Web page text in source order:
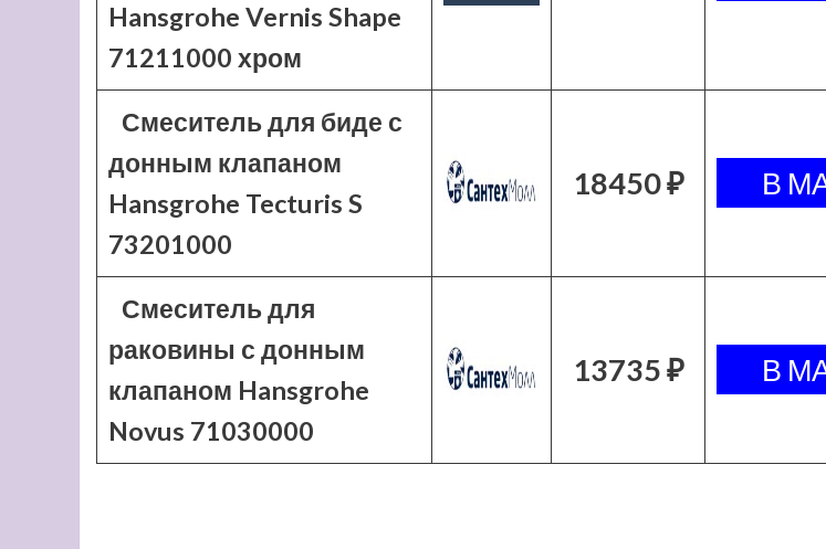
Hansgrohe Vernis Shape
71211000 хром
Смеситель для биде с
донным клапаном
Hansgrohe Tecturis S
73201000
18450 ₽
Смеситель для
раковины с донным
клапаном Hansgrohe
Novus 71030000
13735 ₽